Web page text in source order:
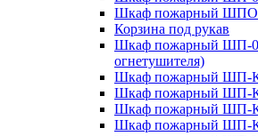
Шкаф пожарный
Корзина под рукав
Шкаф пожарный ШП-
огнетушителя)
Шкаф пожарный ШП-
Шкаф пожарный
Шкаф пожарный ШП-
Шкаф пожарный ШП-